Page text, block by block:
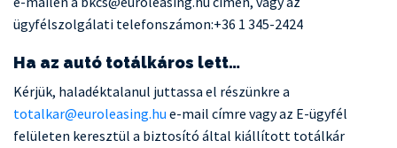
ügyfélszolgálati telefonszámon:+36 1 345-2424
Ha az autó totálkáros lett…
Kérjük, haladéktalanul juttassa el részünkre a
totalkar@euroleasing.hu e-mail címre vagy az E-ügyfél
felületen keresztül a biztosító által kiállított totálkár